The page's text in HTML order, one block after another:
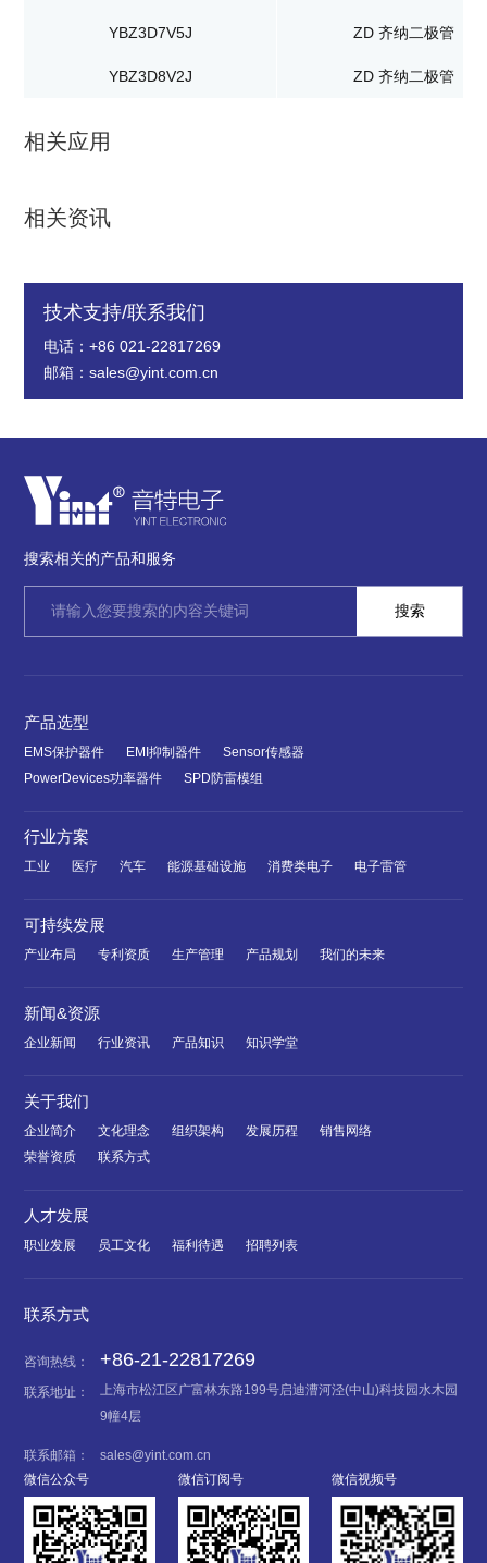
YBZ3D7V5J ZD 齐纳二极管
YBZ3D8V2J ZD 齐纳二极管
相关应用
相关资讯
技术支持/联系我们
电话：+86 021-22817269
邮箱：sales@yint.com.cn
搜索相关的产品和服务
产品选型
EMS保护器件 EMI抑制器件
Sensor传感器
PowerDevices功率器件
SPD防雷模组
行业方案
工业 医疗 汽车 能源基础设施 消费类电子 电子雷管
可持续发展
产业布局 专利资质 生产管理 产品规划 我们的未来
新闻&资源
企业新闻 行业资讯 产品知识 知识学堂
关于我们
企业简介 文化理念 组织架构 发展历程
销售网络
荣誉资质
联系方式
人才发展
职业发展 员工文化 福利待遇 招聘列表
联系方式
咨询热线： +86-21-22817269
联系地址：
上海市松江区广富林东路199号启迪漕河泾(中山)科技园水木园
9幢4层
联系邮箱：
sales@yint.com.cn
微信公众号
微信订阅号 微信视频号